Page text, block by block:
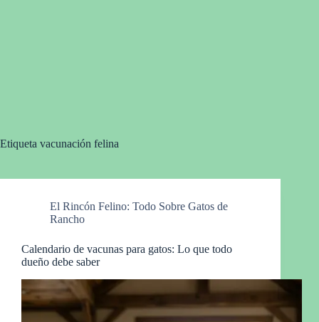
Etiqueta vacunación felina
El Rincón Felino: Todo Sobre Gatos de
Rancho
Calendario de vacunas para gatos: Lo que todo
dueño debe saber